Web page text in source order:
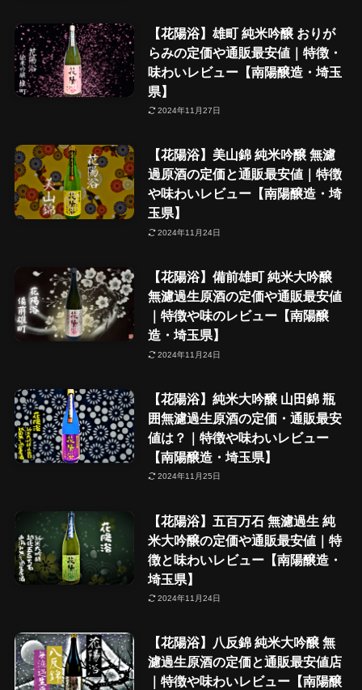
【花陽浴】雄町 純米吟醸 おりが
らみの定価や通販最安値｜特徴・
味わいレビュー【南陽醸造・埼玉
県】
2024年11月27日
【花陽浴】美山錦 純米吟醸 無濾
過原酒の定価と通販最安値｜特徴
や味わいレビュー【南陽醸造・埼
玉県】
2024年11月24日
【花陽浴】備前雄町 純米大吟醸
無濾過生原酒の定価や通販最安値
｜特徴や味のレビュー【南陽醸
造・埼玉県】
2024年11月24日
【花陽浴】純米大吟醸 山田錦 瓶
囲無濾過生原酒の定価・通販最安
値は？｜特徴や味わいレビュー
【南陽醸造・埼玉県】
2024年11月25日
【花陽浴】五百万石 無濾過生 純
米大吟醸の定価や通販最安値｜特
徴と味わいレビュー【南陽醸造・
埼玉県】
2024年11月24日
【花陽浴】八反錦 純米大吟醸 無
濾過生原酒の定価と通販最安値店
｜特徴や味わいレビュー【南陽醸